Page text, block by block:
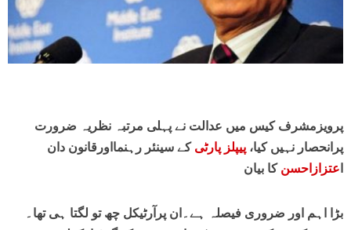
پرویزمشرف کیس میں عدالت نے پہلی مرتبہ نظریہ ضرورت
پرانحصار نہیں کیا، پیپلز پارٹی کے سینئر رہنمااورقانون دان
عتزازاحسن کا بیان
بڑا اہم اور ضروری فیصلہ ہے۔ان پرآرٹیکل چھ تو لگتا ہی تھا۔